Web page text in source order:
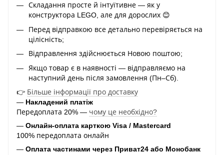
Складання просте й інтуїтивне — як у
конструктора LEGO, але для дорослих 😊
Перед відправкою все детально перевіряється на
цілісність;
Відправлення здійснюється Новою поштою;
Якщо товар є в наявності — відправляємо на
наступний день після замовлення (Пн–Сб).
👉 Більше інформації про доставку
— Накладений платіж
Передоплата 20% — чому це необхідно?
— Онлайн-оплата карткою Visa / Mastercard
100% передоплата онлайн
— Оплата частинами через Приват24 або Монобанк